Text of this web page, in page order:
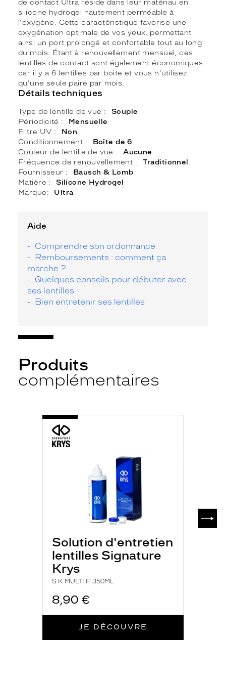
de contact Ultra réside dans leur matériau en
silicone hydrogel hautement perméable à
l'oxygène. Cette caractéristique favorise une
oxygénation optimale de vos yeux, permettant
ainsi un port prolongé et confortable tout au long
du mois. Étant à renouvellement mensuel, ces
lentilles de contact sont également économiques
car il y a 6 lentilles par boite et vous n'utilisez
qu'une seule paire par mois.
Détails techniques
Type de lentille de vue
Souple
Périodicité
Mensuelle
Filtre UV
Non
Conditionnement
Boîte de 6
Couleur de lentille de vue
Aucune
Fréquence de renouvellement
Traditionnel
Fournisseur
Bausch & Lomb
Matière
Silicone Hydrogel
Marque
Ultra
Aide
Comprendre son ordonnance
Remboursements : comment ça
marche ?
Quelques conseils pour débuter avec
ses lentilles
Bien entretenir ses lentilles
Produits
complémentaires
Solution d'entretien
lentilles Signature
Krys
S.K MULTI P 350ML
8,90 €
JE DÉCOUVRE
-
S.K
MULTI
350ML